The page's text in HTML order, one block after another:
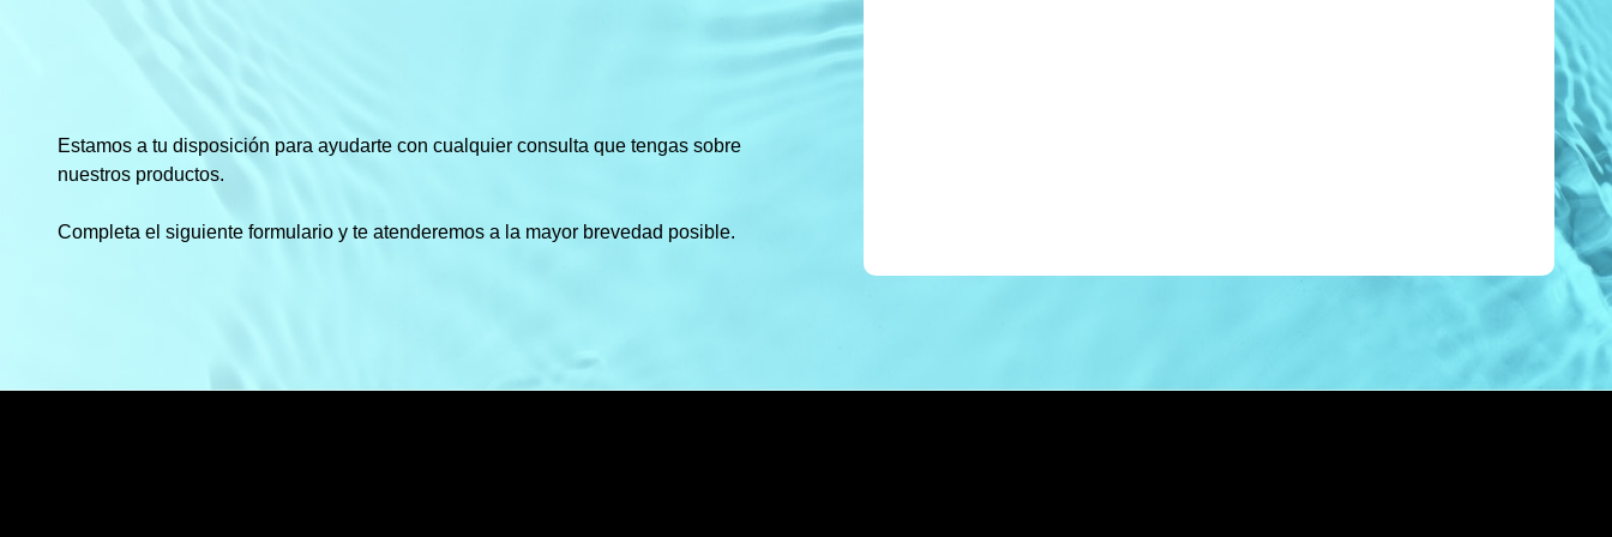
Estamos a tu disposición para ayudarte con cualquier consulta que tengas sobre
nuestros productos.
Completa el siguiente formulario y te atenderemos a la mayor brevedad posible.